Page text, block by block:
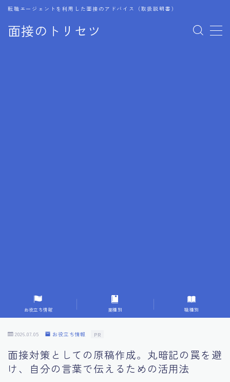
面接のトリセツ
転職エージェントを利用した面接のアドバイス（取扱説明書）
MENU
9.面接での落とし穴とその対策
10.フィードバックを活用する方法
11.オンライン面接の成功への鍵
お役立ち情報 業種別 職種別
2026.07.05 お役立ち情報 PR
面接対策としての原稿作成。丸暗記の罠を避
け、自分の言葉で伝えるための活用法